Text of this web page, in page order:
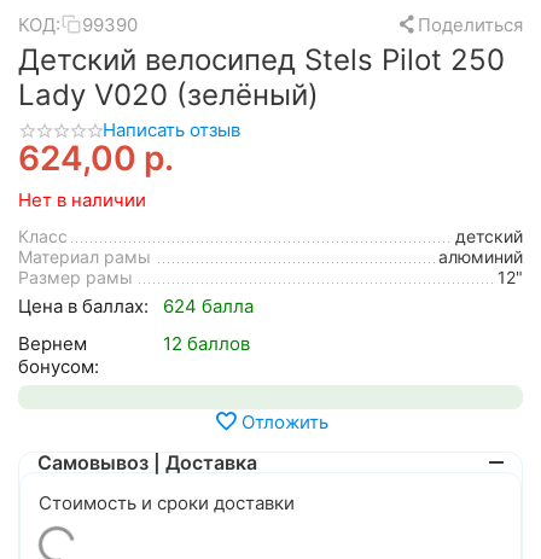
КОД: 99390 Поделиться
Детский велосипед Stels Pilot 250
Lady V020 (зелёный)
Написать отзыв
624,00 р.
Нет в наличии
Класс
детский
Материал рамы
алюминий
Размер рамы
12"
Цена в баллах:
624 балла
Вернем
бонусом:
12 баллов
Отложить
Самовывоз | Доставка
Стоимость и сроки доставки